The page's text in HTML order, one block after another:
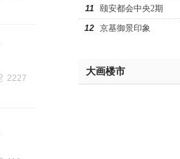
2227
11
颐安都会中央2期
12 京基御景印象
大画楼市